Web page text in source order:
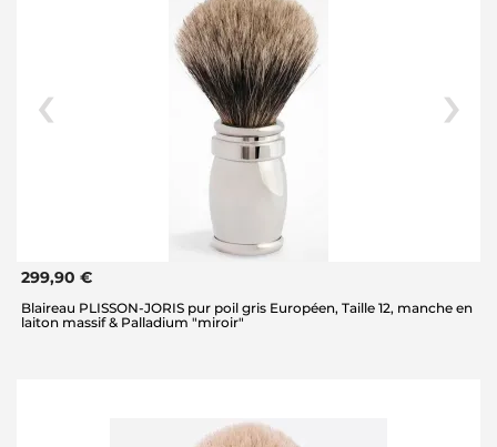
299,90 €
Blaireau PLISSON-JORIS pur poil gris Européen, Taille 12, manche en
laiton massif & Palladium "miroir"